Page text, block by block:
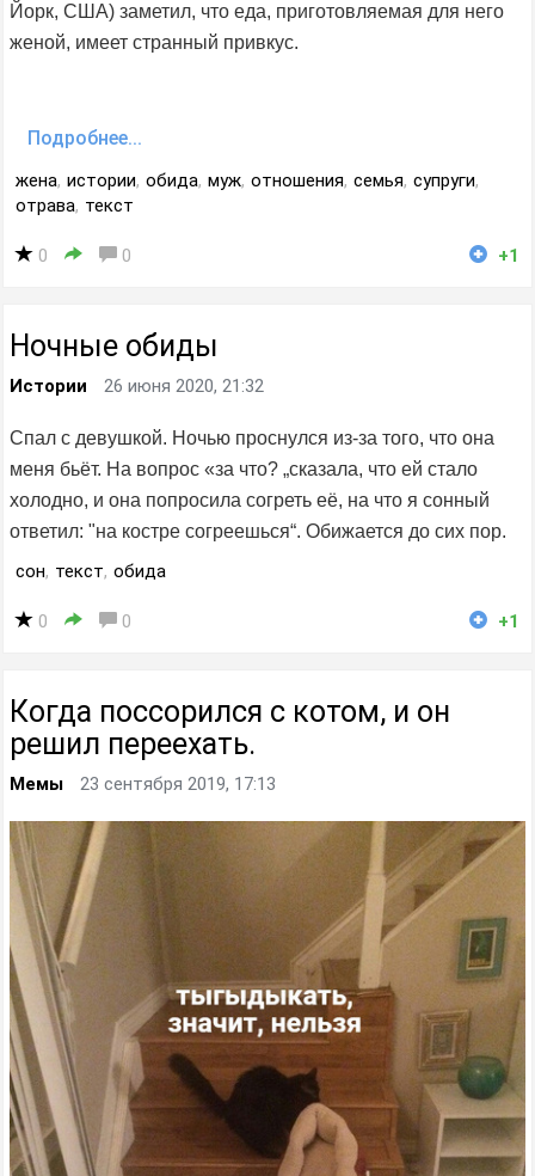
Йорк, США) заметил, что еда, приготовляемая для него
женой, имеет странный привкус.
Подробнее...
жена, истории, обида, муж, отношения, семья, супруги,
отрава, текст
0 0 +1
Ночные обиды
Истории 26 июня 2020, 21:32
Спал с девушкой. Ночью проснулся из-за того, что она
меня бьёт. На вопрос «за что? „сказала, что ей стало
холодно, и она попросила согреть её, на что я сонный
ответил: "на костре согреешься“. Обижается до сих пор.
сон, текст, обида
0 0 +1
Когда поссорился с котом, и он
решил переехать.
Мемы 23 сентября 2019, 17:13